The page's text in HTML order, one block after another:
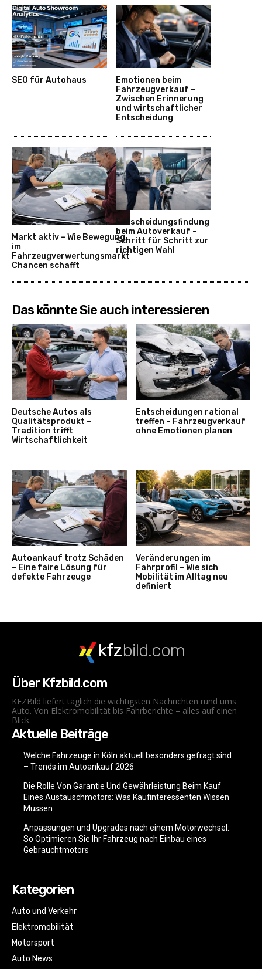
SEO für Autohaus
Emotionen beim
Fahrzeugverkauf –
Zwischen Erinnerung
und wirtschaftlicher
Entscheidung
Markt aktiv – Wie Bewegung
im
Fahrzeugverwertungsmarkt
Chancen schafft
Entscheidungsfindung
beim Autoverkauf –
Schritt für Schritt zur
richtigen Wahl
Das könnte Sie auch interessieren
Deutsche Autos als
Qualitätsprodukt –
Tradition trifft
Wirtschaftlichkeit
Entscheidungen rational
treffen – Fahrzeugverkauf
ohne Emotionen planen
Autoankauf trotz Schäden
– Eine faire Lösung für
defekte Fahrzeuge
Veränderungen im
Fahrprofil – Wie sich
Mobilität im Alltag neu
definiert
kfzbild.com
Über Kfzbild.com
KFZBild liefert täglich die wichtigsten Nachrichten rund ums
Auto. Von Elektromobilität bis Fahrberichte – alles auf einen
Blick.
Aktuelle Beiträge
Welche Fahrzeuge in Köln aktuell besonders gefragt sind
– Trends im Autoankauf 2026
Die Rolle Von Garantie Und Gewährleistung Beim Kauf
Eines Austauschmotors: Was Kaufinteressenten Wissen
Müssen
Anpassungen und Upgrades nach einem Motorwechsel:
So Optimieren Sie Ihr Fahrzeug nach Einbau eines
Gebrauchtmotors
Kategorien
Auto und Verkehr
Elektromobilität
Motorsport
Auto News